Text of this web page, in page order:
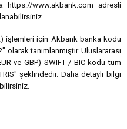
https://www.akbank.com adresli
işlemleri için Akbank banka kodu
tanımlanmıştır. Uluslararası
ve GBP) SWIFT / BIC kodu tüm
şeklindedir. Daha detaylı bilgi